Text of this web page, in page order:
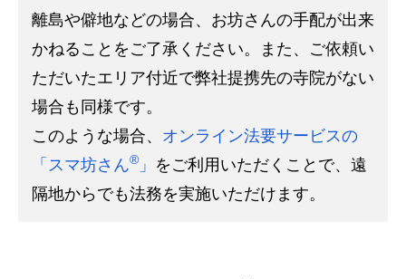
離島や僻地などの場合、お坊さんの手配が出来
かねることをご了承ください。また、ご依頼い
ただいたエリア付近で弊社提携先の寺院がない
場合も同様です。
このような場合、 オンライン法要サービスの
「スマ坊さん® 」 をご利用いただくことで、遠
隔地からでも法務を実施いただけます。